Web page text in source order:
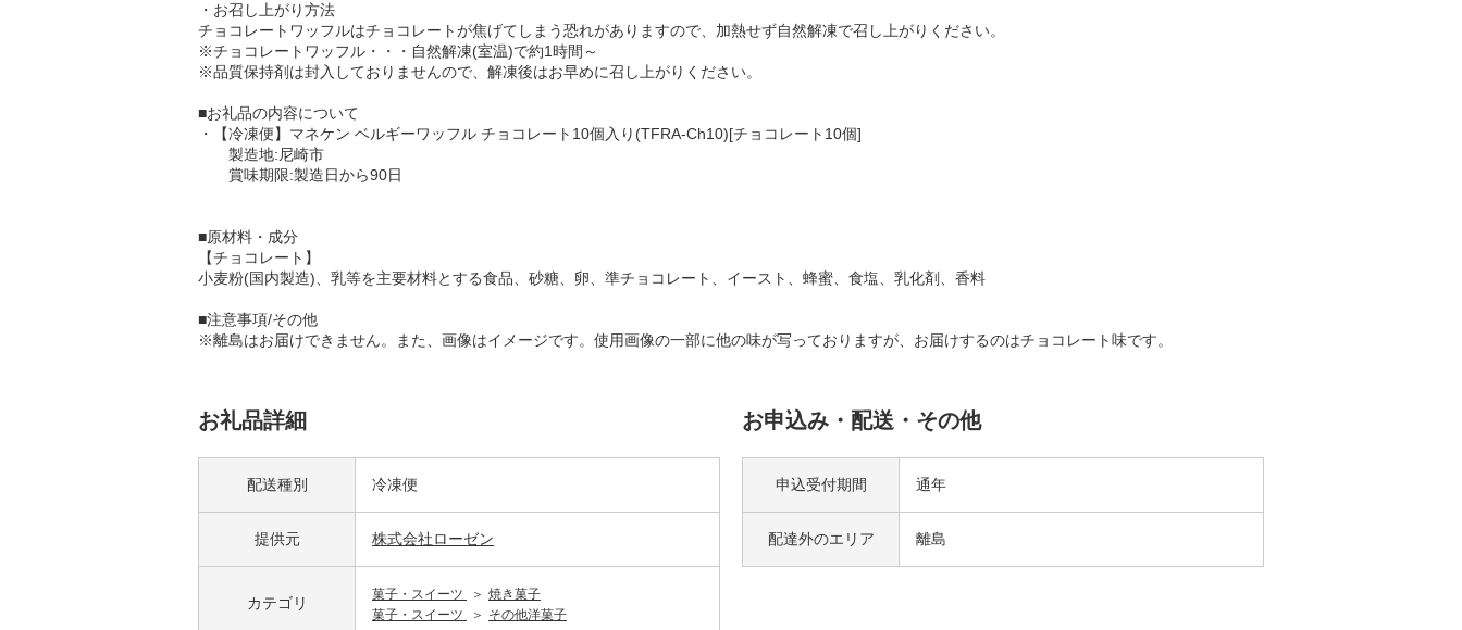
・お召し上がり方法
チョコレートワッフルはチョコレートが焦げてしまう恐れがありますので、加熱せず自然解凍で召し上がりください。
※チョコレートワッフル・・・自然解凍(室温)で約1時間～
※品質保持剤は封入しておりませんので、解凍後はお早めに召し上がりください。
■お礼品の内容について
・【冷凍便】マネケン ベルギーワッフル チョコレート10個入り(TFRA-Ch10)[チョコレート10個]
製造地:尼崎市
賞味期限:製造日から90日
■原材料・成分
【チョコレート】
小麦粉(国内製造)、乳等を主要材料とする食品、砂糖、卵、準チョコレート、イースト、蜂蜜、食塩、乳化剤、香料
■注意事項/その他
※離島はお届けできません。また、画像はイメージです。使用画像の一部に他の味が写っておりますが、お届けするのはチョコレート味です。
お礼品詳細
配送種別 冷凍便
提供元 株式会社ローゼン
カテゴリ 菓子・スイーツ
焼き菓子
菓子・スイーツ
その他洋菓子
お申込み・配送・その他
申込受付期間 通年
配達外のエリア 離島